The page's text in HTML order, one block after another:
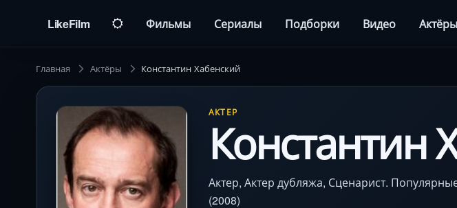
LikeFilm Фильмы Сериалы Подборки Видео Актёры
Главная Актёры Константин Хабенский
АКТЕР
Константин
Актер, Актер дубляжа, Сценарист.
(2008)